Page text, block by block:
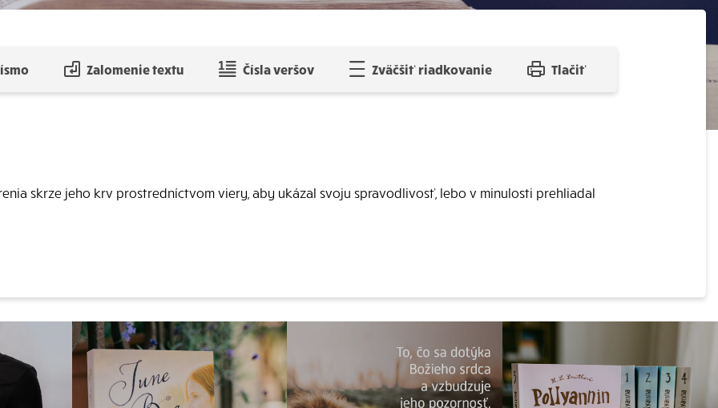
Zalomenie textu Čísla veršov Zväčšiť riadkovanie Tlačiť
skrze jeho krv prostredníctvom viery, aby ukázal svoju spravodlivosť, lebo v minulosti prehliadal